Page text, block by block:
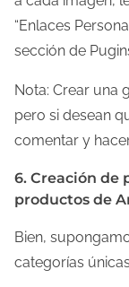
“Enlaces
sección de
Nota: Crear una
pero si desean
comentar y
6. Creación de
productos de
Bien,
categorías